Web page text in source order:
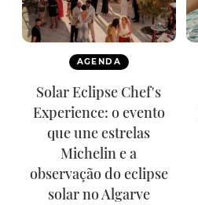
AGENDA
Solar Eclipse Chef's
Experience: o evento
que une estrelas
Michelin e a
observação do eclipse
solar no Algarve